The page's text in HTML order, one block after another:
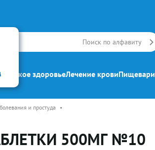
Поиск по алфавиту
Женское здоровьеЛечение крови
и простуда •
500МГ №10